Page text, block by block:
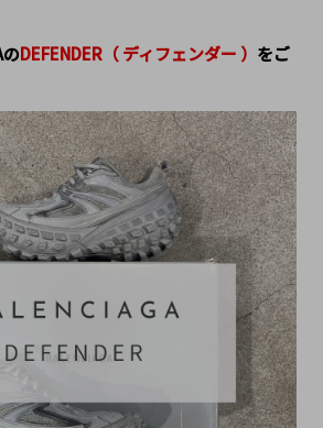
のDEFENDER（ ディフェンダー ） をご